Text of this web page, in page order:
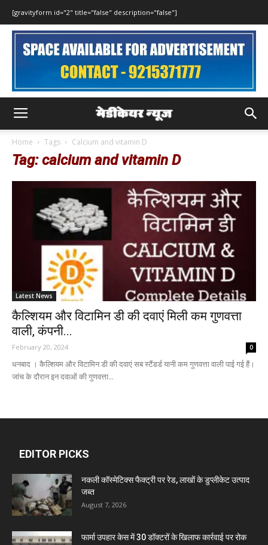
[gravityform id="2" title="false" description="false"]
Home Tags Calcium and vitamin D
Tag: calcium and vitamin D
Latest News
कैल्शियम और विटामिन डी की दवाएं मिली कम गुणवत्ता
वाली, कंपनी...
February 20, 2024 0
धनबाद । कैल्शियम और विटामिन डी की दवाएं सब स्टैंडर्ड यानी कम गुणवत्ता वाली पाई गई हैं।
जांच के दौरान इन दवाओं की गुणवत्ता...
EDITOR PICKS
नकली कॉस्मेटिक्स फैक्ट्री पर रेड, लाखों के डुप्लीकेट उत्पाद
जब्त
August 7, 2026
फार्मा उपहार केस में 30 डॉक्टरों के खिलाफ कार्रवाई पर रोक